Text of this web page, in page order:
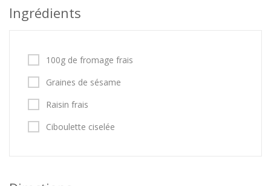
Ingrédients
100g de fromage frais
Graines de sésame
Raisin frais
Ciboulette ciselée